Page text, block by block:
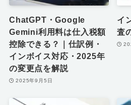
ChatGPT・Google
Gemini利用料は仕入税額
控除できる？｜仕訳例・
インボイス対応・2025年
の変更点を解説
2025年9月5日
イ
査